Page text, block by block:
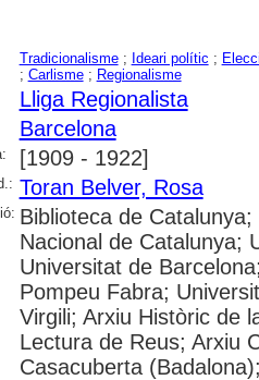
Tradicionalisme; Ideari polític ;
; Carlisme; Regionalisme
Lliga Regionalista
Barcelona
[1909 - 1922]
Toran Belver, Rosa
Biblioteca de
Nacional de Catalunya;
Universitat de
Pompeu Fabra;
Virgili; Arxiu Històric de
Lectura de Reus; Arxiu
Casacuberta